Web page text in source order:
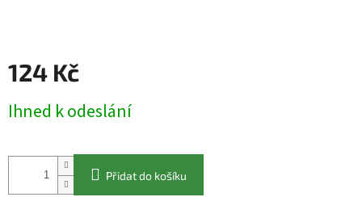
124 Kč
cena:
Ihned k odeslání
Přidat do košíku